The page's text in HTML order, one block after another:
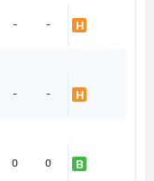
- - Н
- - Н
0 0 В